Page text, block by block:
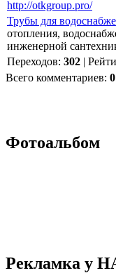
http://otkgroup.pro/
Трубы для
отопления,
инженерной
Переходов: 302 |
Всего комментариев: 0
Фотоальбом
Рекламка у